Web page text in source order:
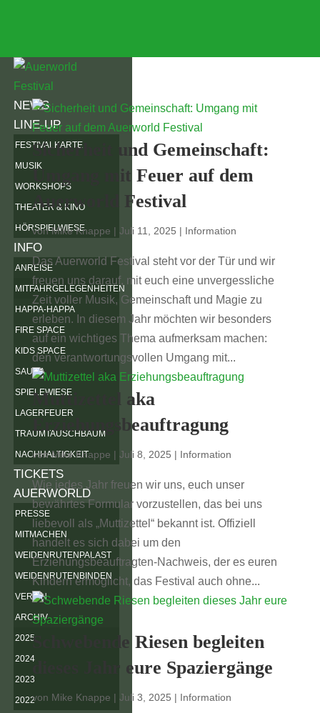
NEWS
LINE-UP
FESTIVALKARTE
MUSIK
WORKSHOPS
THEATER & KINO
HÖRSPIELWIESE
INFO
ANREISE
MITFAHRGELEGENHEITEN
HAPPA-HAPPA
FIRE SPACE
KIDS SPACE
SAUNA
SPIELEWIESE
LAGERFEUER
TRAUMTAUSCHBAUM
NACHHALTIGKEIT
TICKETS
AUERWORLD
PRESSE
MITMACHEN
WEIDENRUTENPALAST
WEIDENRUTENBINDEN
VEREIN
ARCHIV
2025
2024
2023
2022
Sicherheit und Gemeinschaft:
Umgang mit Feuer auf dem
Auerworld Festival
vonMike Knappe | Juli 11, 2025 | Information
Das Auerworld Festival steht vor der Tür und wir
freuen uns darauf, mit euch eine unvergessliche
Zeit voller Musik, Gemeinschaft und Magie zu
erleben. In diesem Jahr möchten wir besonders
auf ein wichtiges Thema aufmerksam machen:
den verantwortungsvollen Umgang mit...
Muttizettel aka
Erziehungsbeauftragung
vonMike Knappe | Juli 8, 2025 | Information
Wie jedes Jahr freuen wir uns, euch unser
bewährtes Formular vorzustellen, das bei uns
liebevoll als „Muttizettel“ bekannt ist. Offiziell
handelt es sich dabei um den
Erziehungsbeauftragten-Nachweis, der es euren
Kindern ermöglicht, das Festival auch ohne...
Schwebende Riesen begleiten
dieses Jahr eure Spaziergänge
von Mike Knappe | Juli 3, 2025 | Information